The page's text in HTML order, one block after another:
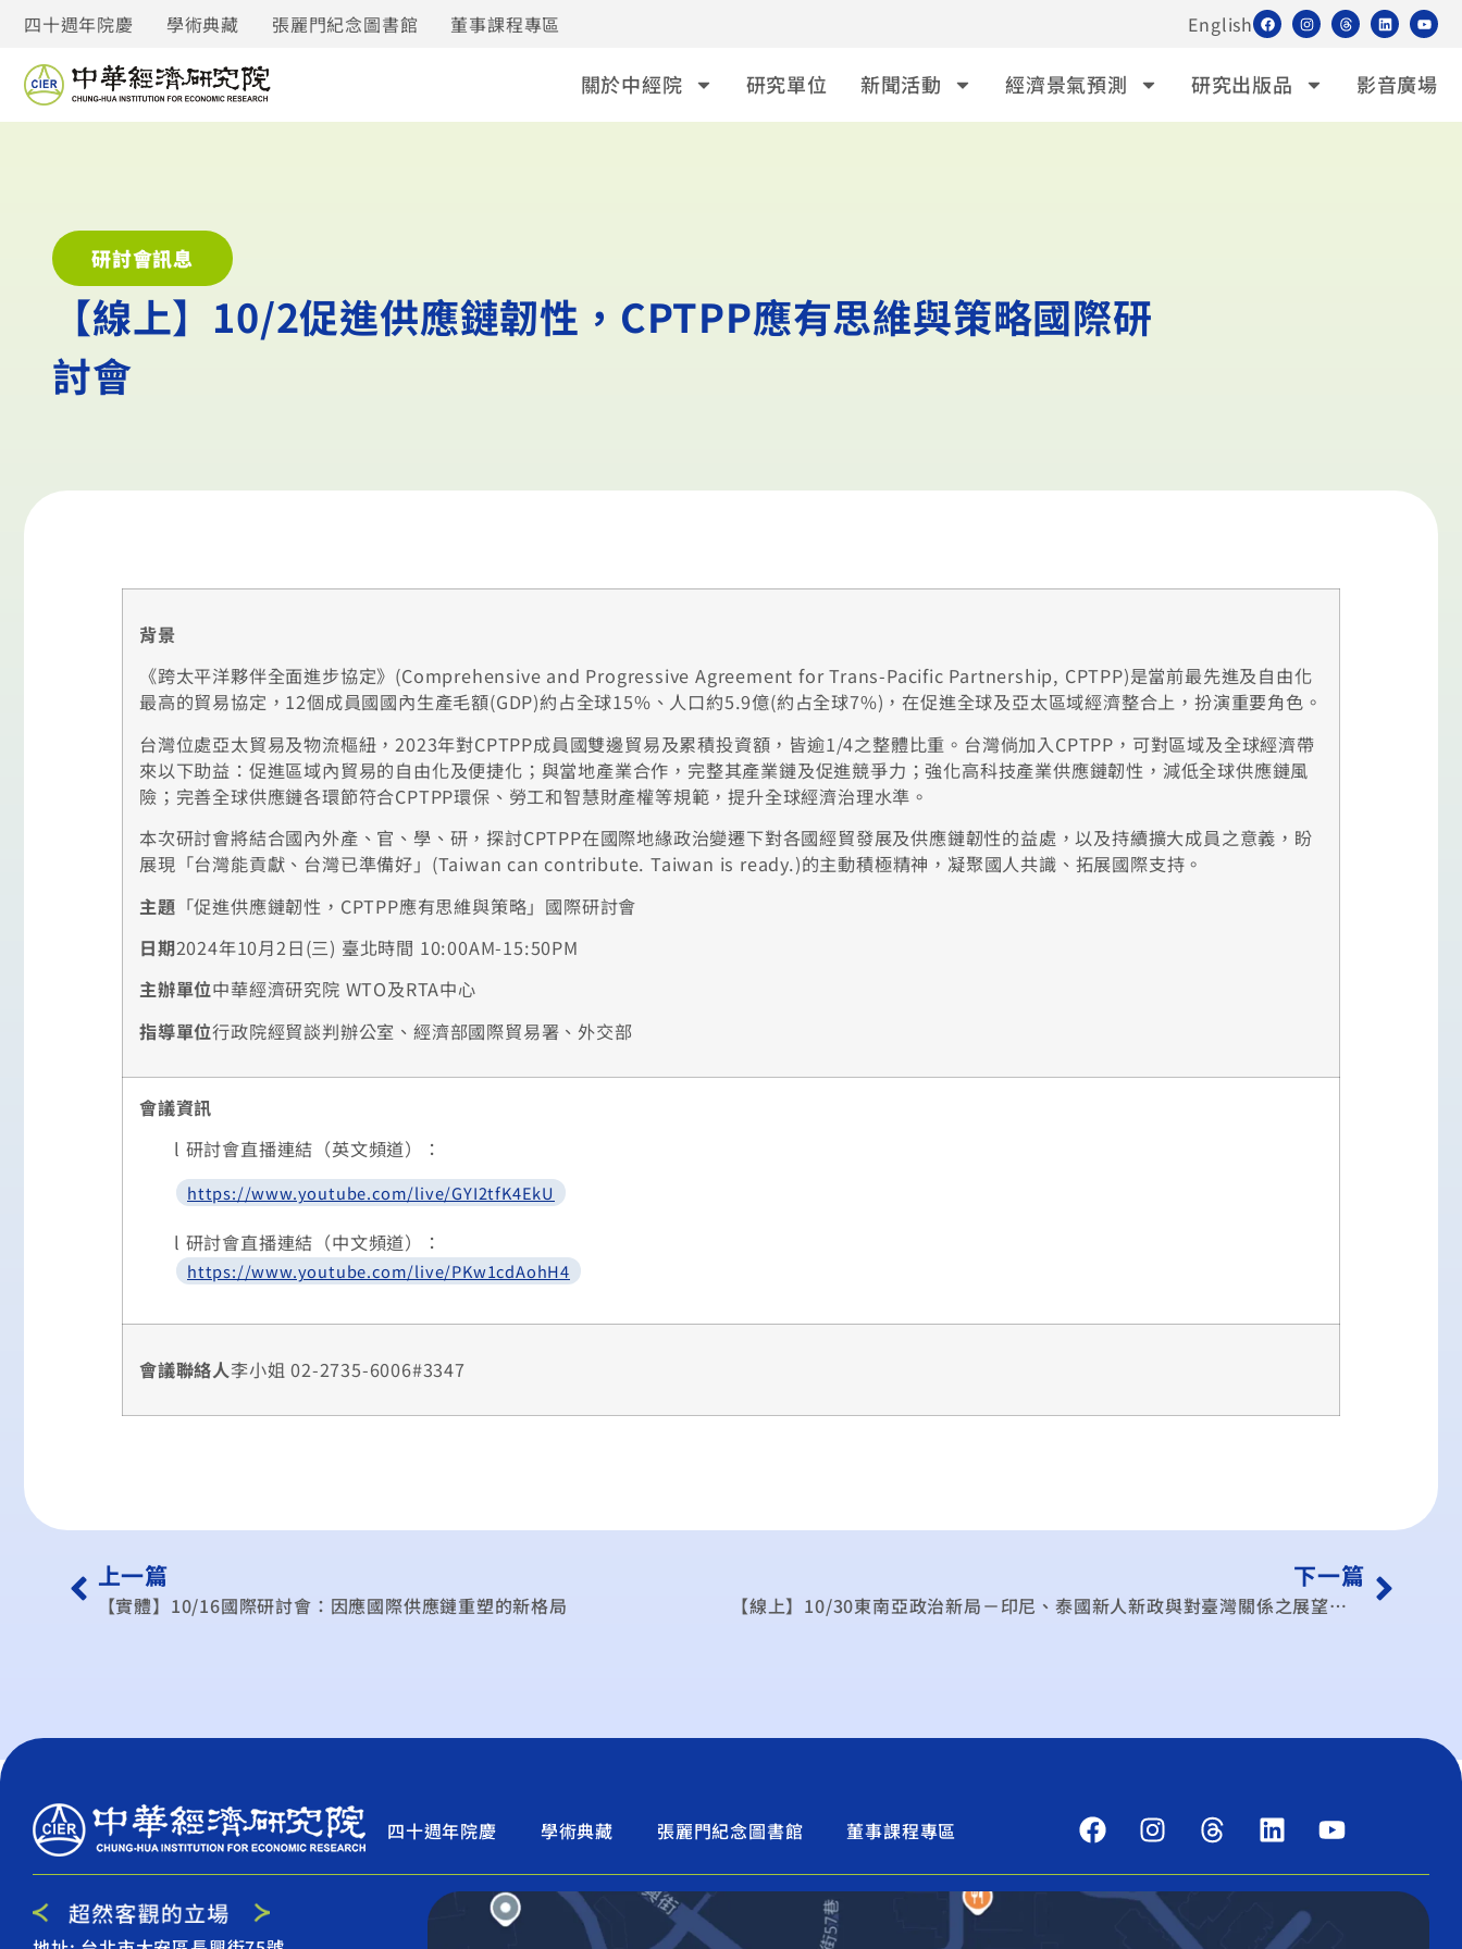
四十週年院慶 學術典藏 張麗門紀念圖書館 董事課程專區 English
關於中經院 研究單位 新聞活動 經濟景氣預測 研究出版品 影音廣場
研討會訊息
【線上】10/2促進供應鏈韌性，CPTPP應有思維與策略國際研
討會
背景
《跨太平洋夥伴全面進步協定》(Comprehensive and Progressive Agreement for Trans-Pacific Partnership, CPTPP)是當前最先進及自由化
最高的貿易協定，12個成員國國內生產毛額(GDP)約占全球15%、人口約5.9億(約占全球7%)，在促進全球及亞太區域經濟整合上，扮演重要角色。
台灣位處亞太貿易及物流樞紐，2023年對CPTPP成員國雙邊貿易及累積投資額，皆逾1/4之整體比重。台灣倘加入CPTPP，可對區域及全球經濟帶
來以下助益：促進區域內貿易的自由化及便捷化；與當地產業合作，完整其產業鏈及促進競爭力；強化高科技產業供應鏈韌性，減低全球供應鏈風
險；完善全球供應鏈各環節符合CPTPP環保、勞工和智慧財產權等規範，提升全球經濟治理水準。
本次研討會將結合國內外產、官、學、研，探討CPTPP在國際地緣政治變遷下對各國經貿發展及供應鏈韌性的益處，以及持續擴大成員之意義，盼
展現「台灣能貢獻、台灣已準備好」(Taiwan can contribute. Taiwan is ready.)的主動積極精神，凝聚國人共識、拓展國際支持。
主題 「促進供應鏈韌性，CPTPP應有思維與策略」國際研討會
日期2024年10月2日(三) 臺北時間 10:00AM-15:50PM
主辦單位中華經濟研究院 WTO及RTA中心
指導單位行政院經貿談判辦公室、經濟部國際貿易署、外交部
會議資訊
l 研討會直播連結（英文頻道）：
https://www.youtube.com/live/GYI2tfK4EkU
l 研討會直播連結（中文頻道）：
https://www.youtube.com/live/PKw1cdAohH4
會議聯絡人李小姐 02-2735-6006#3347
上一篇
【實體】10/16國際研討會：因應國際供應鏈重塑的新格局
下一篇
【線上】10/30東南亞政治新局－印尼、泰國新人新政與對臺灣關係之展望視訊研討會
四十週年院慶 學術典藏 張麗門紀念圖書館 董事課程專區